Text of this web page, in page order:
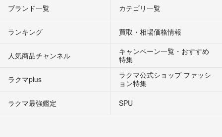
ブランド一覧 カテゴリ一覧
ランキング 買取・相場価格情報
人気商品チャンネル
キャンペーン一覧・おすすめ
特集
ラクマplus
ラクマ公式ショップ ファッシ
ョン特集
ラクマ最強鑑定
SPU